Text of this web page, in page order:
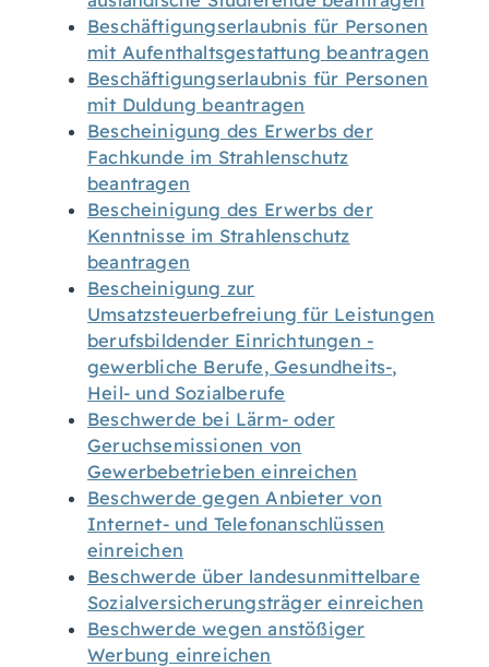
Beschäftigungserlaubnis für Personen
mit Aufenthaltsgestattung beantragen
Beschäftigungserlaubnis für Personen
mit Duldung beantragen
Bescheinigung des Erwerbs der
Fachkunde im Strahlenschutz
beantragen
Bescheinigung des Erwerbs der
Kenntnisse im Strahlenschutz
beantragen
Bescheinigung zur
Umsatzsteuerbefreiung für Leistungen
berufsbildender Einrichtungen -
gewerbliche Berufe, Gesundheits-,
Heil- und Sozialberufe
Beschwerde bei Lärm- oder
Geruchsemissionen von
Gewerbebetrieben einreichen
Beschwerde gegen Anbieter von
Internet- und Telefonanschlüssen
einreichen
Beschwerde über landesunmittelbare
Sozialversicherungsträger einreichen
Beschwerde wegen anstößiger
Werbung einreichen